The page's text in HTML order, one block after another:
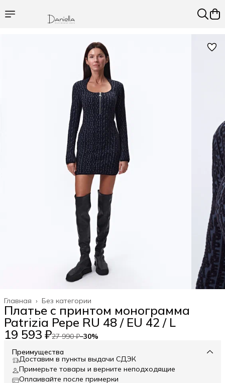
Без категории
Главная ›
Платье с принтом монограмма
Patrizia Pepe RU 48 / EU 42 / L
19 593 ₽27 990 ₽−30%
Преимущества
Доставим в пункты выдачи СДЭК
Примерьте товары и верните неподходящие
Оплаивайте после примерки